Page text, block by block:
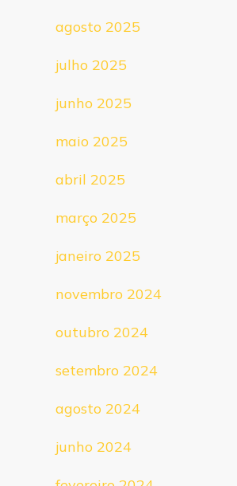
agosto 2025
julho 2025
junho 2025
maio 2025
abril 2025
março 2025
janeiro 2025
novembro 2024
outubro 2024
setembro 2024
agosto 2024
junho 2024